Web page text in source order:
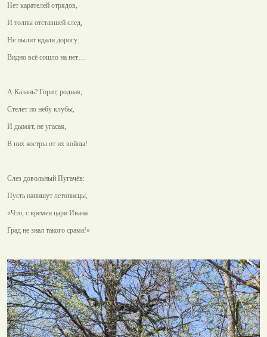
Нет карателей отрядов,
И толпы отставшей след,
Не пылит вдали дорогу:
Видно всё сошло на нет…
А Казань? Горит, родная,
Стелет по небу клубы,
И дымят, не угасая,
В них костры от их войны!
Слез довольный Пугачёв:
Пусть напишут летописцы,
«Что, с времен царя Ивана
Град не знал такого срама!»